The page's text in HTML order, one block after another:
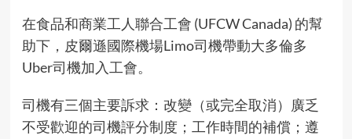
在食品和商業工人聯合工會 (UFCW Canada) 的幫
助下，皮爾遜國際機場Limo司機帶動大多倫多
Uber司機加入工會。
司機有三個主要訴求：改變（或完全取消）廣乏
不受歡迎的司機評分制度；工作時間的補償；遵